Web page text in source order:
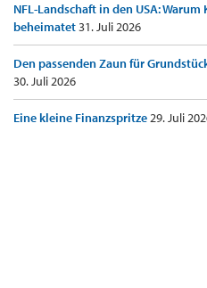
NFL-Landschaft in den USA:
beheimatet31. Juli 2026
Den passenden Zaun für
30. Juli 2026
Eine kleine Finanzspritze29. Juli